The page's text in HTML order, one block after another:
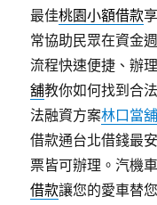
最佳桃園小額借款
常協助民眾在資金
流程快速便捷、辦
舖教你如何找到合
法融資方案林口當
借款通台北借錢最
票皆可辦理。汽機
借款讓您的愛車替